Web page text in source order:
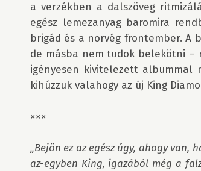
a verzékben a dalszöveg
egész lemezanyag baromira
brigád és a norvég frontember. A
de másba nem tudok belekötni –
igényesen kivitelezett albummal
kihúzzuk valahogy az új King
×××
„Bejön ez az egész úgy, ahogy
az-egyben King, igazából még a